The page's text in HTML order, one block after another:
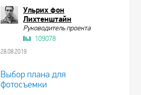
Ульрих фон
Лихтенштайн
Руководитель проекта
109078
28.08.2019
Выбор плана для
фотосъемки